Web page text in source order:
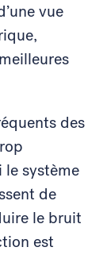
vue
des
le système
de
le bruit
est